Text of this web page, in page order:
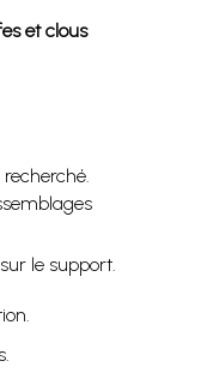
et clous
le support.